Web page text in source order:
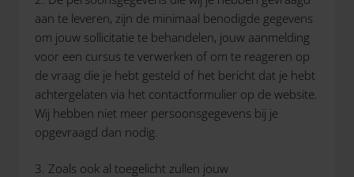
aan te leveren, zijn de minimaal benodigde gegevens
om jouw sollicitatie te behandelen, jouw aanmelding
voor een cursus te verwerken of om te reageren op
de vraag die je hebt gesteld of het bericht dat je hebt
achtergelaten via het contactformulier op de website.
Wij hebben niet meer persoonsgegevens bij je
opgevraagd dan nodig.
3. Zoals ook al toegelicht zullen jouw